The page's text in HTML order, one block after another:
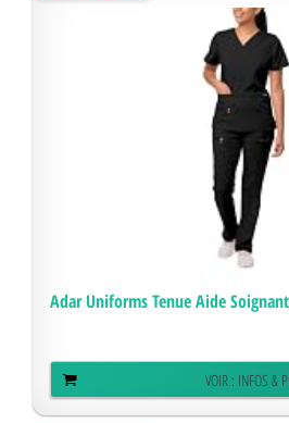
Adar Uniforms Tenue Aide
VOIR : INFOS &